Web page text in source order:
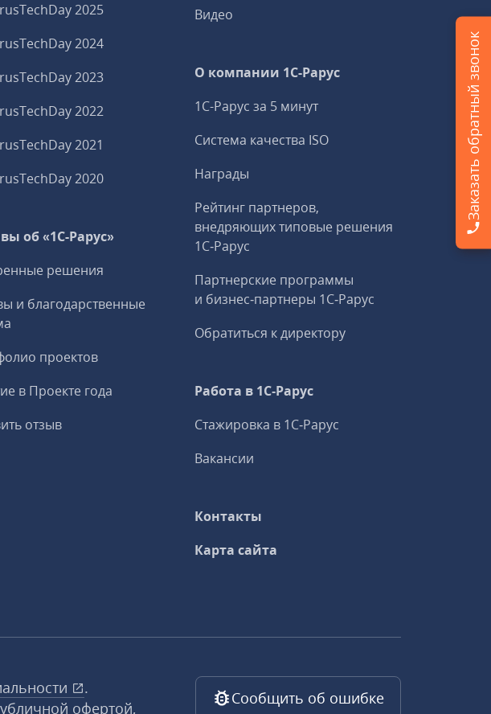
2025
2024
2023
2022
2021
2020
об «1С-Рарус»
решения
и благодарственные
проектов
в Проекте года
отзыв
Видео
О компании 1C-Рарус
1С-Рарус за 5 минут
Система качества ISO
Награды
Рейтинг партнеров,
внедряющих типовые решения
1С‑Рарус
Партнерские программы
и бизнес‑партнеры 1С‑Рарус
Обратиться к директору
Работа в 1С‑Рарус
Стажировка в 1С‑Рарус
Вакансии
Контакты
Карта сайта
.
офертой,
Сообщить об ошибке
Заказать обратный звонок